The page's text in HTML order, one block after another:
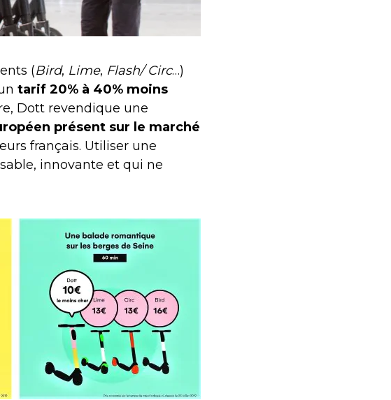
(Bird, Lime, Flash/ Circ…)
tarif 20% à 40% moins
Dott revendique une
présent sur le marché
français. Utiliser une
innovante et qui ne